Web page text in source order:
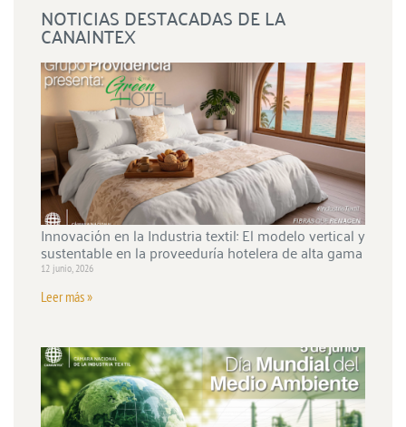
NOTICIAS DESTACADAS DE LA
CANAINTEX
Innovación en la Industria textil: El modelo vertical y
sustentable en la proveeduría hotelera de alta gama
12 junio, 2026
Leer más »